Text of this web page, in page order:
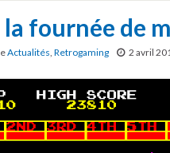
fournée de
Actualités, Retrogaming 2 avril